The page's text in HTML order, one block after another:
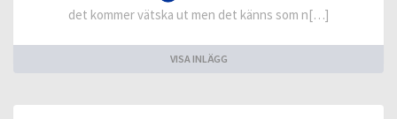
det kommer vätska ut men det känns som n[…]
VISA INLÄGG